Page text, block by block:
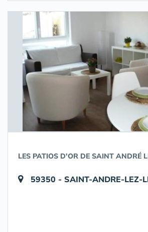
LES PATIOS D'OR DE SAINT ANDRÉ
59350 - SAINT-ANDRE-LEZ-